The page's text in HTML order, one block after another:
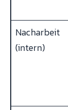
Nacharbeit
(intern)